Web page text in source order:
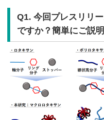
Q1. 今回プレスリリ
ですか？簡単にご説明